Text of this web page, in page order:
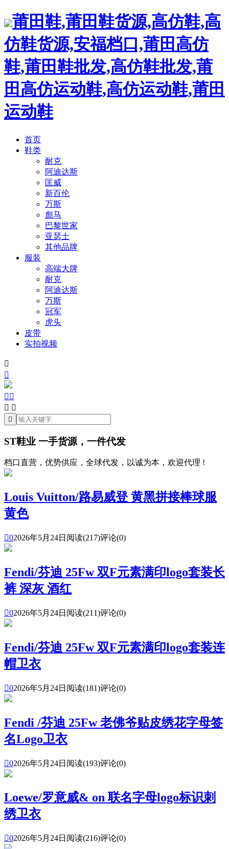
莆田鞋,莆田鞋货源,高仿鞋,高
仿鞋货源,安福档口,莆田高仿
鞋,莆田鞋批发,高仿鞋批发,莆
田高仿运动鞋,高仿运动鞋,莆田
运动鞋
首页
鞋类
耐克
阿迪达斯
匡威
新百伦
万斯
彪马
巴黎世家
亚瑟士
其他品牌
服装
高端大牌
耐克
阿迪达斯
万斯
冠军
虎头
皮带
实拍视频


 
 

ST鞋业 一手货源，一件代发
档口直营，优势供应，全球代发，以诚为本，欢迎代理 !
Louis Vuitton/路易威登 黄黑拼接棒球服
黄色
02026年5月24日 阅读(217)评论(0)
Fendi/芬迪 25Fw 双F元素满印logo套装长
裤 深灰 酒红
02026年5月24日 阅读(211)评论(0)
Fendi/芬迪 25Fw 双F元素满印logo套装连
帽卫衣
02026年5月24日 阅读(181)评论(0)
Fendi /芬迪 25Fw 老佛爷贴皮绣花字母签
名Logo卫衣
02026年5月24日 阅读(193)评论(0)
Loewe/罗意威& on 联名字母logo标识刺
绣卫衣
02026年5月24日 阅读(216)评论(0)